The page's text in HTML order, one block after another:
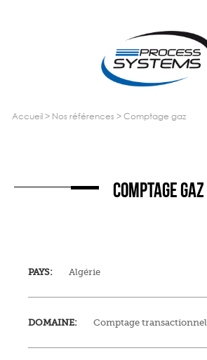
accueil> nos références > comptage gaz
COMPTAGE GAZ
PAYS: Algérie
DOMAINE: Comptage transactionnel